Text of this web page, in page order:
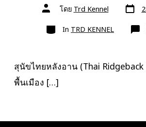
ผู้
เขียน โดย Trd Kennel วัน
ที่
เรื่อง
หมวด
In TRD KENNEL
สุนัขไทยหลังอาน (Thai
พื้นเมือง […]